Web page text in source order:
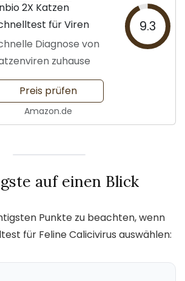
2X Katzen
für Viren
Diagnose von
zuhause
9.3
Preis prüfen
Amazon.de
auf einen Blick
Punkte zu beachten, wenn
für Feline Calicivirus auswählen: